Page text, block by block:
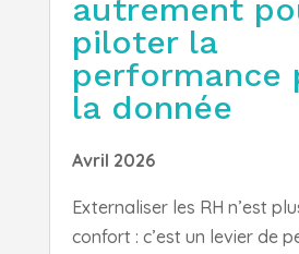
autrement
piloter la
performance
la donnée
Avril 2026
Externaliser les RH n’est
confort : c’est un levier de